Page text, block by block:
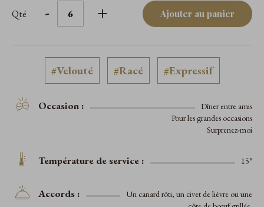
Qté - + Ajouter au panier
#Velouté #Racé #Expressif
Occasion :
Dîner entre amis
Pour les grandes occasions
Surprenez-moi
Température de service : 15°
Accords :
Un canard rôti, un civet de lièvre ou une